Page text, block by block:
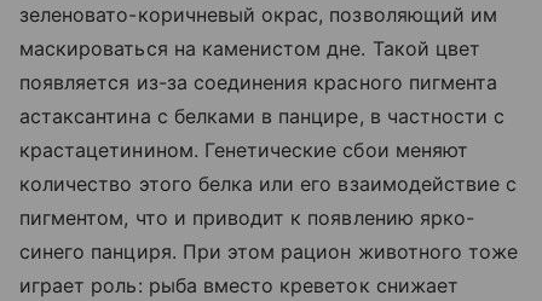
зеленовато-коричневый окрас, позволяющий им
маскироваться на каменистом дне. Такой цвет
появляется из-за соединения красного пигмента
астаксантина с белками в панцире, в частности с
крастацетинином. Генетические сбои меняют
количество этого белка или его взаимодействие с
пигментом, что и приводит к появлению ярко-
синего панциря. При этом рацион животного тоже
играет роль: рыба вместо креветок снижает